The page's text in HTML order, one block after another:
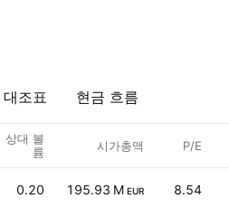
조표 현금 흐름
상대 볼
륨
시가총액 P/E
0.20 195.93 M EUR 8.54